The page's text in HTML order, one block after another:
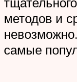
методов и
самые